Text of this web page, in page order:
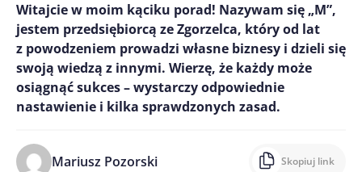
Witajcie w moim kąciku porad! Nazywam się „M”,
jestem przedsiębiorcą ze Zgorzelca, który od lat
z powodzeniem prowadzi własne biznesy i dzieli się
swoją wiedzą z innymi. Wierzę, że każdy może
osiągnąć sukces – wystarczy odpowiednie
nastawienie i kilka sprawdzonych zasad.
Mariusz Pozorski Skopiuj link